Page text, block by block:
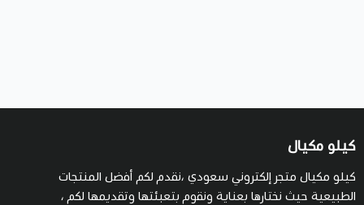
كيلو مكيال
كيلو مكيال متجر إلكتروني سعودي ،نقدم لكم أفضل المنتجات
الطبيعية حيث نختارها بعناية ونقوم بتعبئتها وتقديمها لكم ،